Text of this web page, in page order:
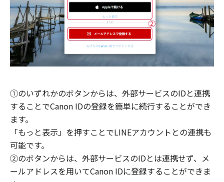
①のいずれかのボタンからは、外部サービスのIDと連携
することでCanon IDの登録を簡単に続行することができ
ます。
「もっと表示」を押すことでLINEアカウントとの連携も
可能です。
②のボタンからは、外部サービスのIDとは連携せず、メ
ールアドレスを用いてCanon IDに登録することができま